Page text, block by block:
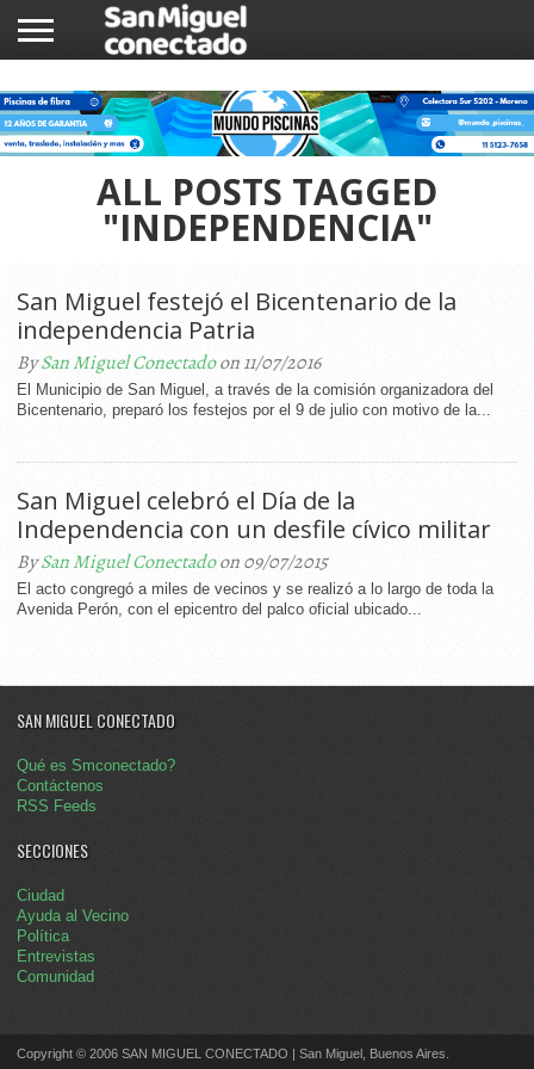
NOTICIAS
COMUNIDAD
COMERCIOS
ALL POSTS TAGGED
"INDEPENDENCIA"
San Miguel festejó el Bicentenario de la
independencia Patria
BySan Miguel Conectadoon 11/07/2016
El Municipio de San Miguel, a través de la comisión organizadora del
Bicentenario, preparó los festejos por el 9 de julio con motivo de la...
San Miguel celebró el Día de la
Independencia con un desfile cívico militar
BySan Miguel Conectadoon 09/07/2015
El acto congregó a miles de vecinos y se realizó a lo largo de toda la
Avenida Perón, con el epicentro del palco oficial ubicado...
SAN MIGUEL CONECTADO
Qué es Smconectado?
Contáctenos
RSS Feeds
SECCIONES
Ciudad
Ayuda al Vecino
Política
Entrevistas
Comunidad
Copyright © 2006 SAN MIGUEL CONECTADO | San Miguel, Buenos Aires.